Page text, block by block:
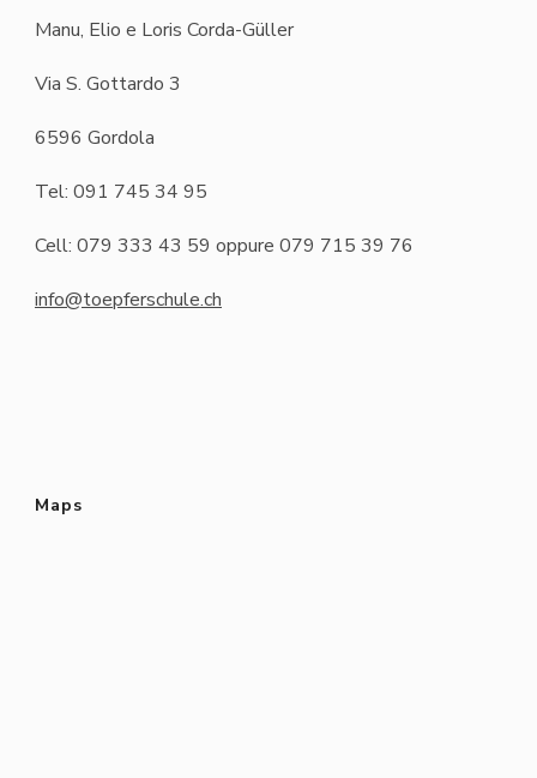
Manu, Elio e Loris Corda-Güller
Via S. Gottardo 3
6596 Gordola
Tel: 091 745 34 95
Cell: 079 333 43 59 oppure 079 715 39 76
info@toepferschule.ch
Maps